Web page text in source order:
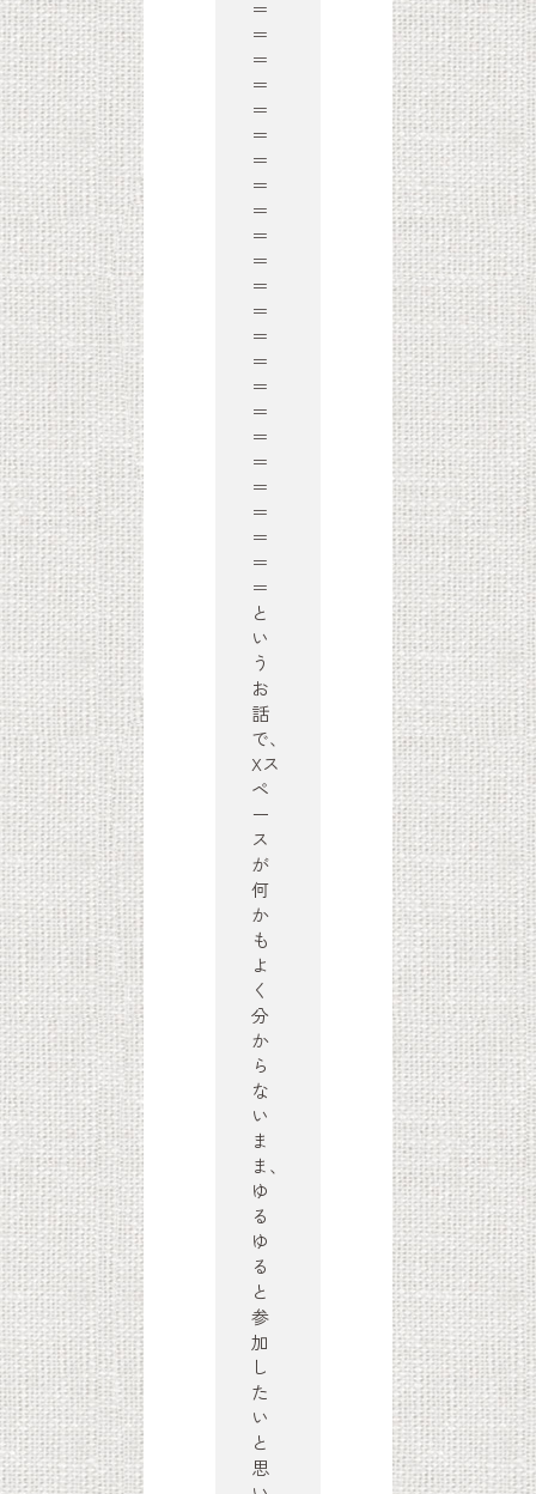
＝
＝
＝
＝
＝
＝
＝
＝
＝
＝
＝
＝
＝
＝
＝
＝
＝
＝
＝
＝
＝
＝
＝
＝
と
い
う
お
話
で、
Xス
ペ
ー
ス
が
何
か
も
よ
く
分
か
ら
な
い
ま
ま、
ゆ
る
ゆ
る
と
参
加
し
た
い
と
思